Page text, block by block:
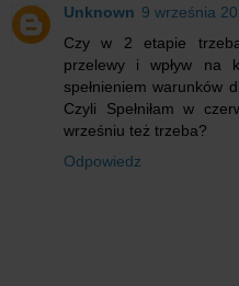
Unknown 9 września
Czy w 2 etapie
przelewy i wpływ na
spełnieniem warunków
Czyli Spełniłam w
wrześniu też trzeba?
Odpowiedz